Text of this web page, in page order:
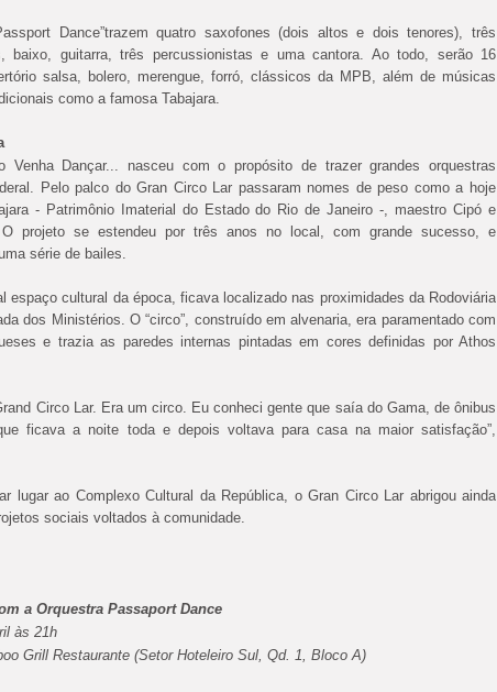
Dance”trazem quatro saxofones (dois altos e dois tenores), três
baixo, guitarra, três percussionistas e uma cantora. Ao todo, serão 16
salsa, bolero, merengue, forró, clássicos da MPB, além de músicas
como a famosa Tabajara.
Venha Dançar... nasceu com o propósito de trazer grandes orquestras
Pelo palco do Gran Circo Lar passaram nomes de peso como a hoje
- Patrimônio Imaterial do Estado do Rio de Janeiro -, maestro Cipó e
O projeto se estendeu por três anos no local, com grande sucesso, e
série de bailes.
espaço cultural da época, ficava localizado nas proximidades da Rodoviária
dos Ministérios. O “circo”, construído em alvenaria, era paramentado com
e trazia as paredes internas pintadas em cores definidas por Athos
Circo Lar. Era um circo. Eu conheci gente que saía do Gama, de ônibus
ficava a noite toda e depois voltava para casa na maior satisfação”,
lugar ao Complexo Cultural da República, o Gran Circo Lar abrigou ainda
sociais voltados à comunidade.
a Orquestra Passaport Dance
às 21h
Grill Restaurante (Setor Hoteleiro Sul, Qd. 1, Bloco A)